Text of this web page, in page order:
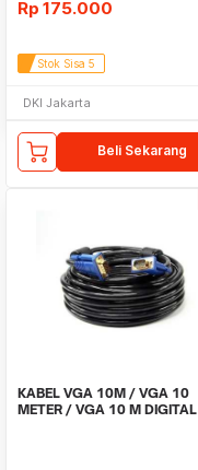
Rp 175.000
Stok Sisa 5
DKI Jakarta
Beli Sekarang
KABEL VGA 10M / VGA 10
METER / VGA 10 M DIGITAL